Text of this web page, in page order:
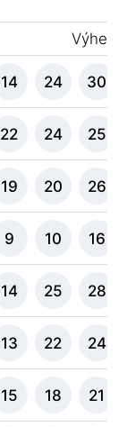
14 24 30
22 24 25
19 20 26
9 10 16
14 25 28
13 22 24
15 18 21